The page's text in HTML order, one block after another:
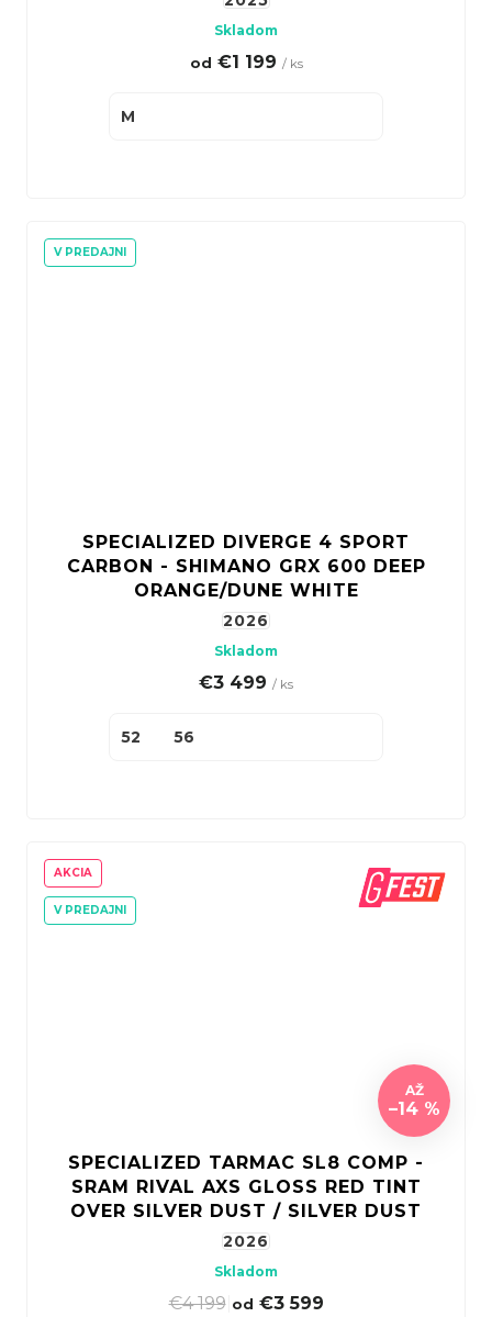
Skladom
od €1 199 / ks
M
V PREDAJNI
SPECIALIZED DIVERGE 4 SPORT
CARBON - SHIMANO GRX 600 DEEP
ORANGE/DUNE WHITE
2026
Skladom
€3 499 / ks
52 56
AKCIA
V PREDAJNI
AŽ
–14 %
SPECIALIZED TARMAC SL8 COMP -
SRAM RIVAL AXS GLOSS RED TINT
OVER SILVER DUST / SILVER DUST
2026
Skladom
€4 199| od €3 599